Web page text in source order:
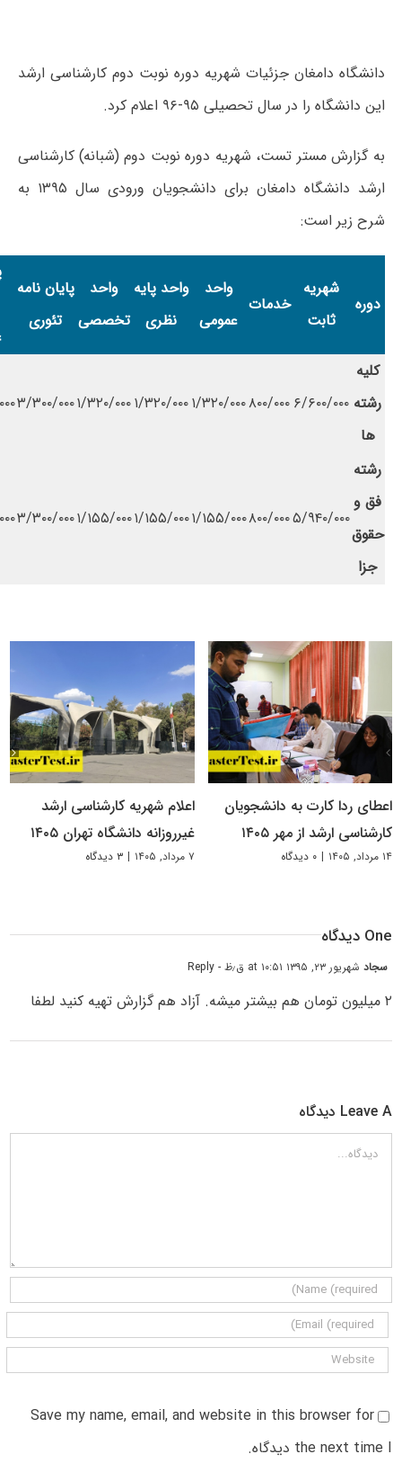
دانشگاه دامغان جزئیات شهریه‌ دوره‌ نوبت دوم کارشناسی ارشد
این دانشگاه را در سال تحصیلی ۹۵-۹۶ اعلام کرد.
به گزارش مستر تست، شهریه دوره‌ نوبت دوم (شبانه) کارشناسی
ارشد دانشگاه دامغان برای دانشجویان ورودی سال ۱۳۹۵ به
شرح زیر است:
دوره
شهریه
ثابت
خدمات
واحد
عمومی
واحد پایه
نظری
واحد
تخصصی
پایان نامه
تئوری
کلیه
رشته
ها
۶/۶۰۰/۰۰۰ ۸۰۰/۰۰۰۱/۳۲۰/۰۰۰۱/۳۲۰/۰۰۰۱/۳۲۰/۰۰۰۳/۳۰۰/۰۰۰۴/
رشته
فق و
حقوق
جزا
۵/۹۴۰/۰۰۰۸۰۰/۰۰۰۱/۱۵۵/۰۰۰۱/۱۵۵/۰۰۰۱/۱۵۵/۰۰۰۳/۳۰۰/۰۰۰۴/
اعطای ردا کارت به دانشجویان
کارشناسی ارشد از مهر ۱۴۰۵
۱۴ مرداد, ۱۴۰۵ | ۰ دیدگاه
اعلام شهریه کارشناسی ارشد
غیرروزانه دانشگاه تهران ۱۴۰۵
۷ مرداد, ۱۴۰۵ | ۳ دیدگاه
One دیدگاه
سجادشهریور ۲۳, ۱۳۹۵ at ۱۰:۵۱ ق٫ظ - Reply
۲ میلیون تومان هم بیشتر میشه. آزاد هم گزارش تهیه کنید لطفا
Leave A دیدگاه
دیدگاه
Save my name, email, and website in this browser for
the next time I دیدگاه.